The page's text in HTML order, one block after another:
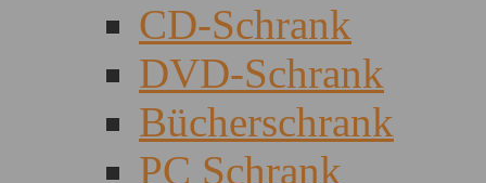
CD-Schrank
DVD-Schrank
Bücherschrank
PC Schrank